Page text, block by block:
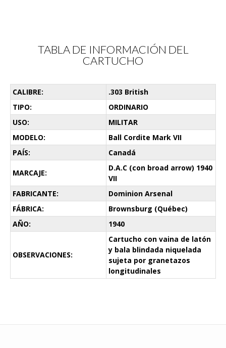
TABLA DE INFORMACIÓN DEL
CARTUCHO
CALIBRE:
.303 British
TIPO:
ORDINARIO
USO:
MILITAR
MODELO:
Ball Cordite Mark VII
PAÍS:
Canadá
MARCAJE:
D.A.C (con broad arrow) 1940
VII
FABRICANTE:
Dominion Arsenal
FÁBRICA:
Brownsburg (Québec)
AÑO:
1940
OBSERVACIONES:
Cartucho con vaina de latón
y bala blindada niquelada
sujeta por granetazos
longitudinales